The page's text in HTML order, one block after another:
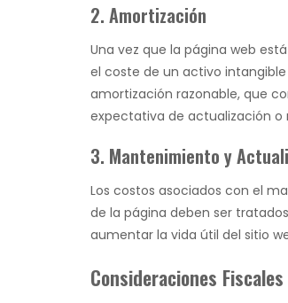
2. Amortización
Una vez que la página web
el coste de un activo
amortización razonable, que
expectativa de actualización o
3. Mantenimiento y
Los costos asociados con el
de la página deben ser
aumentar la vida útil del sitio
Consideraciones Fiscales